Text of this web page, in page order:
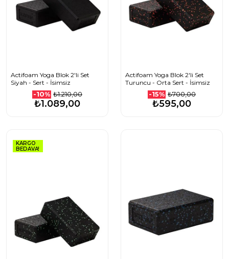
Actifoam Yoga Blok 2'li Set
Siyah - Sert - İsimsiz
-10% ₺1.210,00
₺1.089,00
Actifoam Yoga Blok 2'li Set
Turuncu - Orta Sert - İsimsiz
-15% ₺700,00
₺595,00
KARGO
BEDAVA!